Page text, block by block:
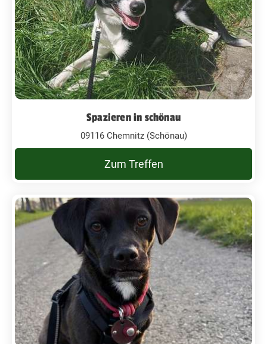
Spazieren in schönau
09116 Chemnitz (Schönau)
Zum Treffen